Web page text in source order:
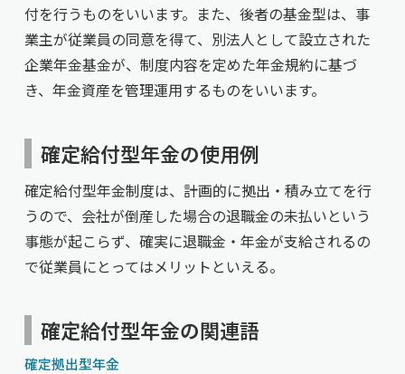
付を行うものをいいます。また、後者の基金型は、事
業主が従業員の同意を得て、別法人として設立された
企業年金基金が、制度内容を定めた年金規約に基づ
き、年金資産を管理運用するものをいいます。
確定給付型年金の使用例
確定給付型年金制度は、計画的に拠出・積み立てを行
うので、会社が倒産した場合の退職金の未払いという
事態が起こらず、確実に退職金・年金が支給されるの
で従業員にとってはメリットといえる。
確定給付型年金の関連語
確定拠出型年金